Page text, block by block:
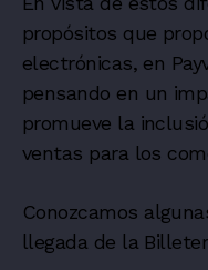
propósitos que
electrónicas, en
pensando en un
promueve la
ventas para los
Conozcamos
llegada de la